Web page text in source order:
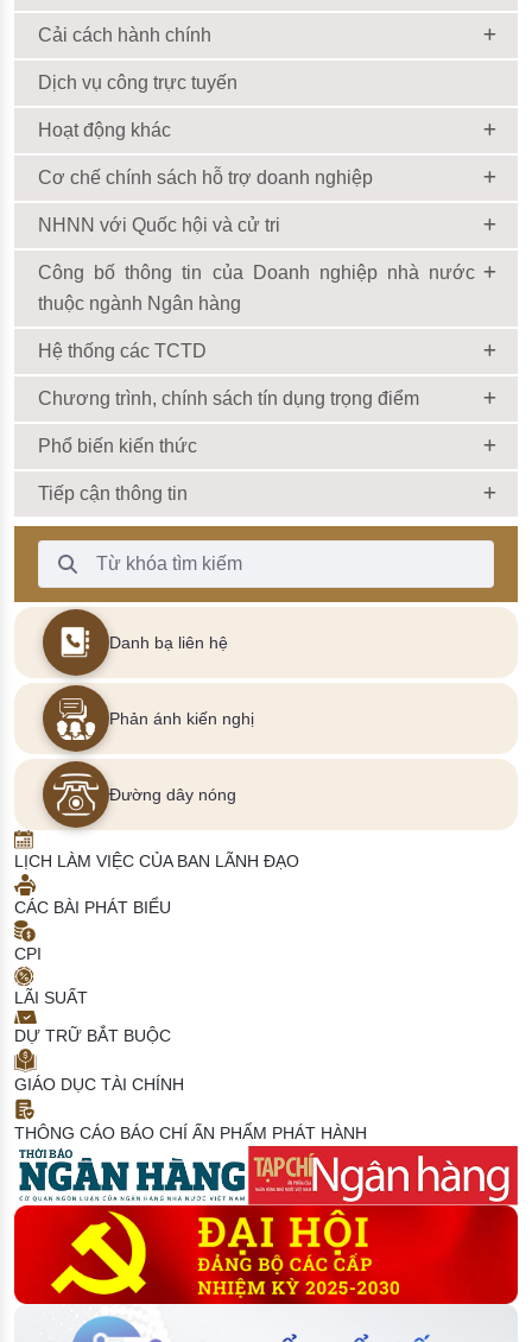
Cải cách hành chính
Dịch vụ công trực tuyến
Hoạt động khác
Cơ chế chính sách hỗ trợ doanh nghiệp
NHNN với Quốc hội và cử tri
Công bố thông tin của Doanh nghiệp nhà nước
thuộc ngành Ngân hàng
Hệ thống các TCTD
Chương trình, chính sách tín dụng trọng điểm
Phổ biến kiến thức
Tiếp cận thông tin
Thanh Tìm kiếm
Danh bạ liên hệ
Phản ánh kiến nghị
Đường dây nóng
LỊCH LÀM VIỆC CỦA BAN LÃNH ĐẠO
CÁC BÀI PHÁT BIỂU
CPI
LÃI SUẤT
DỰ TRỮ BẮT BUỘC
GIÁO DỤC TÀI CHÍNH
THÔNG CÁO BÁO CHÍ ẤN PHẨM PHÁT HÀNH